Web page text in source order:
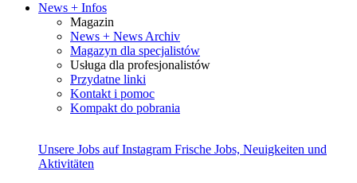
News + Infos
Magazin
News + News Archiv
Magazyn dla specjalistów
Usługa dla profesjonalistów
Przydatne linki
Kontakt i pomoc
Kompakt do pobrania
Unsere Jobs auf Instagram Frische Jobs, Neuigkeiten und
Aktivitäten